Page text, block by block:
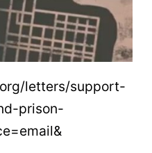
letters/support-
prison-